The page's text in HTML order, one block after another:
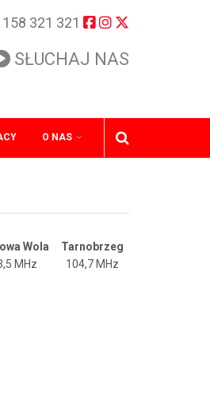
321 321
SŁUCHAJ NAS
O NAS
Wola
Tarnobrzeg
MHz 104,7 MHz